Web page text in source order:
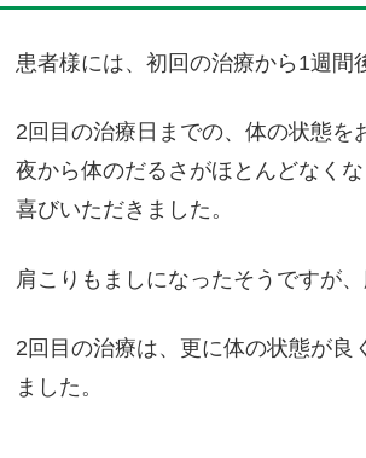
患者様には、初回の治療から1週間
2回目の治療日までの、体の状態を
夜から体のだるさがほとんどなく
喜びいただきました。
肩こりもましになったそうですが
2回目の治療は、更に体の状態が
ました。